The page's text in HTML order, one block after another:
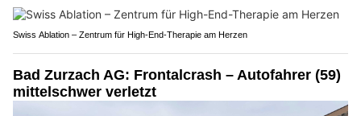
Swiss Ablation – Zentrum für High-End-Therapie am Herzen
Bad Zurzach AG: Frontalcrash – Autofahrer (59)
mittelschwer verletzt